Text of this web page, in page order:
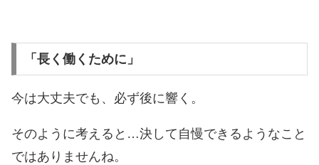
「長く働くために」
今は大丈夫でも、必ず後に響く。
そのように考えると…決して自慢できるようなこと
ではありませんね。